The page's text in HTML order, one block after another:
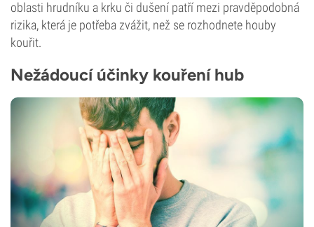
oblasti hrudníku a krku či dušení patří mezi pravděpodobná
rizika, která je potřeba zvážit, než se rozhodnete houby
kouřit.
Nežádoucí účinky kouření hub